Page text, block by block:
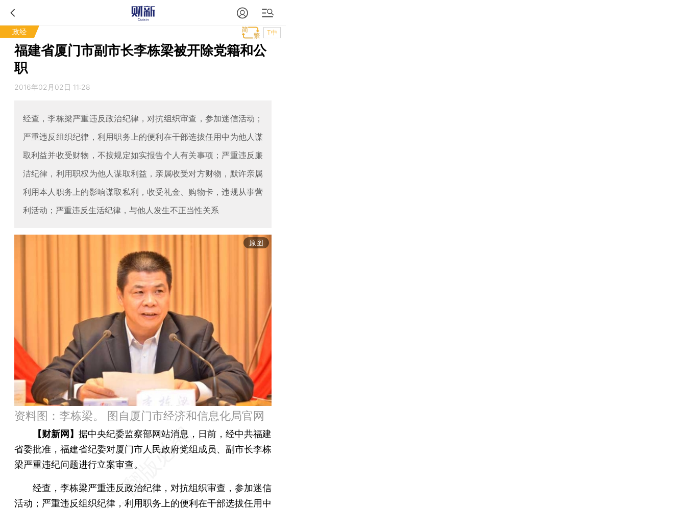
政经 T中
福建省厦门市副市长李栋梁被开除党籍和公
职
2016年02月02日 11:28
经查，李栋梁严重违反政治纪律，对抗组织审查，参加迷信活动；
严重违反组织纪律，利用职务上的便利在干部选拔任用中为他人谋
取利益并收受财物，不按规定如实报告个人有关事项；严重违反廉
洁纪律，利用职权为他人谋取利益，亲属收受对方财物，默许亲属
利用本人职务上的影响谋取私利，收受礼金、购物卡，违规从事营
利活动；严重违反生活纪律，与他人发生不正当性关系
原图
资料图：李栋梁。 图自厦门市经济和信息化局官网
【财新网】 据中央纪委监察部网站消息，日前，经中共福建
省委批准，福建省纪委对厦门市人民政府党组成员、副市长李栋
梁严重违纪问题进行立案审查。
经查，李栋梁严重违反政治纪律，对抗组织审查，参加迷信
活动；严重违反组织纪律，利用职务上的便利在干部选拔任用中